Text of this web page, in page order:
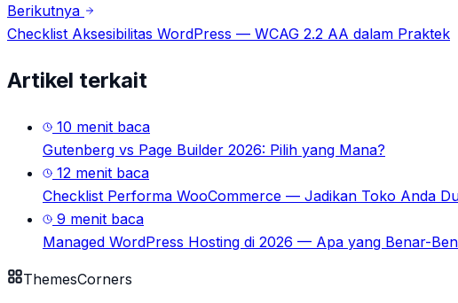
Berikutnya
Checklist Aksesibilitas WordPress — WCAG 2.2 AA dalam Praktek
Artikel terkait
10 menit baca
Gutenberg vs Page Builder 2026: Pilih yang Mana?
12 menit baca
Checklist Performa WooCommerce — Jadikan Toko Anda
9 menit baca
Managed WordPress Hosting di 2026 — Apa yang Benar-
ThemesCorners